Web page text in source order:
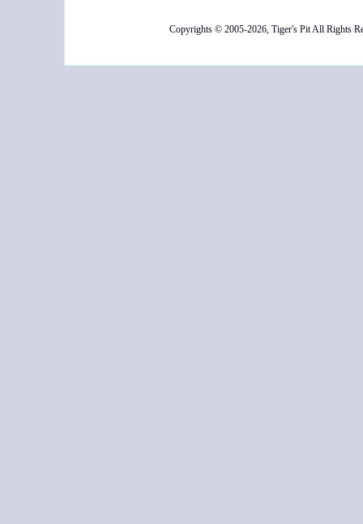
Copyrights © 2005-2026, Tiger's Pit All Rights